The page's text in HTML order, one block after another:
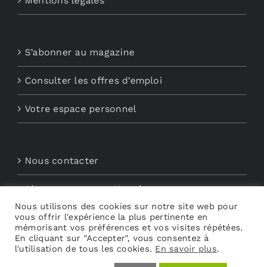
S’abonner au magazine
Consulter les offres d’emploi
Votre espace personnel
Nous contacter
Abonnements aux Newsletters
Découvrez My Audio
Nous utilisons des cookies sur notre site web pour
vous offrir l'expérience la plus pertinente en
mémorisant vos préférences et vos visites répétées.
En cliquant sur "Accepter", vous consentez à
l'utilisation de tous les cookies. En savoir plus.